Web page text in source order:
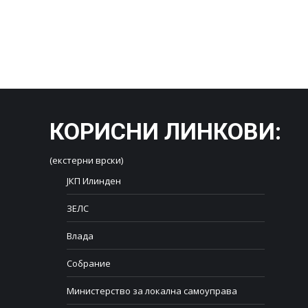
КОРИСНИ ЛИНКОВИ:
(екстерни врски)
ЈКП Илинден
ЗЕЛС
Влада
Собрание
Министерство за локална самоуправа